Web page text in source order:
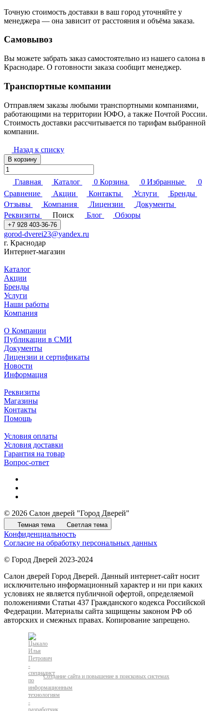
Точную стоимость доставки в ваш город уточняйте у
менеджера — она зависит от расстояния и объёма заказа.
Самовывоз
Вы можете забрать заказ самостоятельно из нашего салона в
Краснодаре. О готовности заказа сообщит менеджер.
Транспортные компании
Отправляем заказы любыми транспортными компаниями,
работающими на территории ЮФО, а также Почтой России.
Стоимость доставки рассчитывается по тарифам выбранной
компании.
Назад к списку
В корзину
Главная Каталог 0 Корзина 0 Избранные
0
Сравнение
Акции Контакты Услуги
Бренды
Отзывы
Компания Лицензии
Документы
Реквизиты
Поиск Блог Обзоры
+7 928 403-36-76
gorod-dverei23@yandex.ru
г. Краснодар
Интернет-магазин
Каталог
Акции
Бренды
Услуги
Наши работы
Компания
О Компании
Публикации в СМИ
Документы
Лицензии и сертификаты
Новости
Информация
Реквизиты
Магазины
Контакты
Помощь
Условия оплаты
Условия доставки
Гарантия на товар
Вопрос-ответ
© 2026 Салон дверей "Город Дверей"
Темная тема Светлая тема
Конфиденциальность
Согласие на обработку персональных данных
© Город Дверей 2023-2024
Салон дверей Город Дверей. Данный интернет-сайт носит
исключительно информационный характер и ни при каких
условиях не является публичной офертой, определяемой
положениями Статьи 437 Гражданского кодекса Российской
Федерации. Материалы сайта защищены законом РФ об
авторских и смежных правах. Копирование запрещено.
Создание сайта и повышение в поисковых системах